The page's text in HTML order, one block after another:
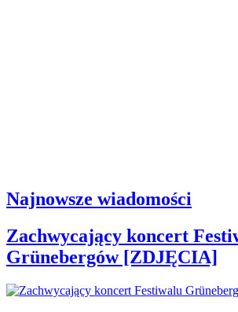
Najnowsze wiadomości
Zachwycający koncert
Grünebergów [ZDJĘCIA]